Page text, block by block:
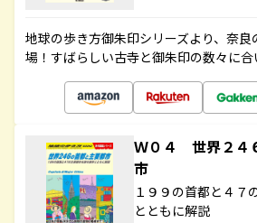
地球の歩き方御朱印シリーズより、奈
場！すばらしい古寺と御朱印の数々に
Ｗ０４ 世界２４
市
１９９の首都と４７
とともに解説